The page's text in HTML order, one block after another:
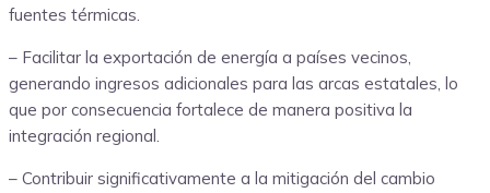
fuentes térmicas.
– Facilitar la exportación de energía a países vecinos,
generando ingresos adicionales para las arcas estatales, lo
que por consecuencia fortalece de manera positiva la
integración regional.
– Contribuir significativamente a la mitigación del cambio